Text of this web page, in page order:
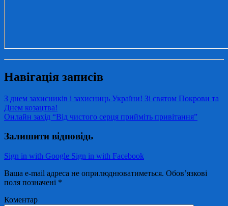
Навігація записів
З днем захисників і захисниць України! Зі святом Покрови та
Днем козацтва!
Онлайн захід “Від чистого серця прийміть привітання”
Залишити відповідь
Sign in with Google Sign in with Facebook
Ваша e-mail адреса не оприлюднюватиметься. Обов’язкові
поля позначені *
Коментар